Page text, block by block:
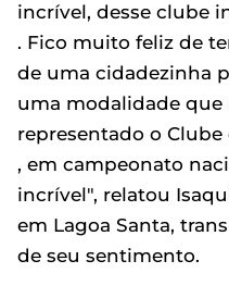
incrível, desse clube
. Fico muito feliz de
de uma cidadezinha
uma modalidade
representado o
, em campeonato
incrível", relatou
em Lagoa Santa,
de seu sentimento.